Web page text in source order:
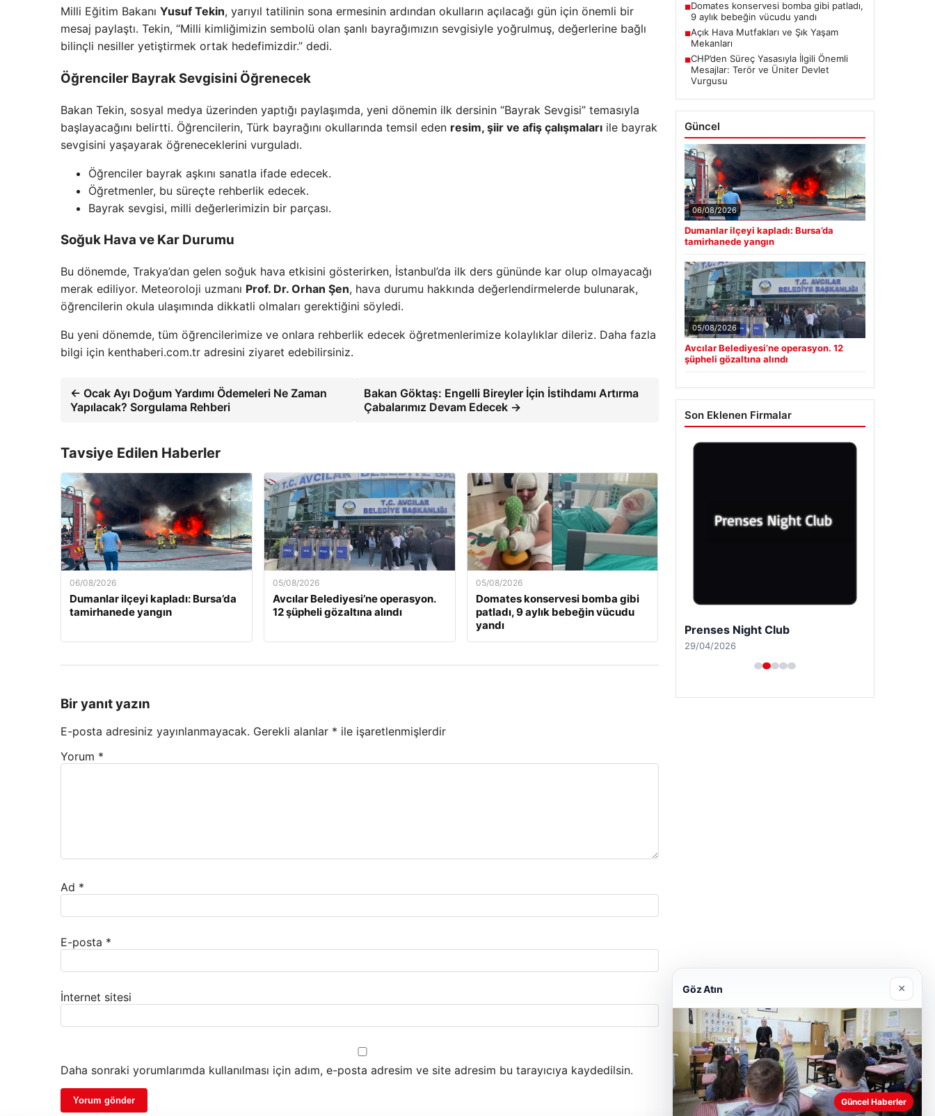
Milli Eğitim Bakanı Yusuf Tekin, yarıyıl tatilinin sona ermesinin ardından okulların açılacağı gün için önemli bir
mesaj paylaştı. Tekin, “Milli kimliğimizin sembolü olan şanlı bayrağımızın sevgisiyle yoğrulmuş, değerlerine bağlı
bilinçli nesiller yetiştirmek ortak hedefimizdir.” dedi.
Öğrenciler Bayrak Sevgisini Öğrenecek
Bakan Tekin, sosyal medya üzerinden yaptığı paylaşımda, yeni dönemin ilk dersinin “Bayrak Sevgisi” temasıyla
başlayacağını belirtti. Öğrencilerin, Türk bayrağını okullarında temsil eden resim, şiir ve afiş çalışmaları ile bayrak
sevgisini yaşayarak öğreneceklerini vurguladı.
Öğrenciler bayrak aşkını sanatla ifade edecek.
Öğretmenler, bu süreçte rehberlik edecek.
Bayrak sevgisi, milli değerlerimizin bir parçası.
Soğuk Hava ve Kar Durumu
Bu dönemde, Trakya’dan gelen soğuk hava etkisini gösterirken, İstanbul’da ilk ders gününde kar olup olmayacağı
merak ediliyor. Meteoroloji uzmanı Prof. Dr. Orhan Şen, hava durumu hakkında değerlendirmelerde bulunarak,
öğrencilerin okula ulaşımında dikkatli olmaları gerektiğini söyledi.
Bu yeni dönemde, tüm öğrencilerimize ve onlara rehberlik edecek öğretmenlerimize kolaylıklar dileriz. Daha fazla
bilgi için kenthaberi.com.tr adresini ziyaret edebilirsiniz.
← Ocak Ayı Doğum Yardımı Ödemeleri Ne Zaman
Yapılacak? Sorgulama Rehberi
Bakan Göktaş: Engelli Bireyler İçin İstihdamı Artırma
Çabalarımız Devam Edecek →
Tavsiye Edilen Haberler
06/08/2026
Dumanlar ilçeyi kapladı: Bursa’da
tamirhanede yangın
05/08/2026
Avcılar Belediyesi’ne operasyon.
12 şüpheli gözaltına alındı
05/08/2026
Domates konservesi bomba gibi
patladı, 9 aylık bebeğin vücudu
yandı
Bir yanıt yazın
E-posta adresiniz yayınlanmayacak. Gerekli alanlar * ile işaretlenmişlerdir
Yorum *
Ad *
E-posta *
İnternet sitesi
Daha sonraki yorumlarımda kullanılması için adım, e-posta adresim ve site adresim bu tarayıcıya kaydedilsin.
■Domates konservesi bomba gibi patladı,
9 aylık bebeğin vücudu yandı
■Açık Hava Mutfakları ve Şık Yaşam
Mekanları
■CHP’den Süreç Yasasıyla İlgili Önemli
Mesajlar: Terör ve Üniter Devlet
Vurgusu
Güncel
06/08/2026
Dumanlar ilçeyi kapladı: Bursa’da
tamirhanede yangın
05/08/2026
Avcılar Belediyesi’ne operasyon. 12
şüpheli gözaltına alındı
Son Eklenen Firmalar
Prenses Night Club
29/04/2026
Göz Atın ×
Güncel Haberler